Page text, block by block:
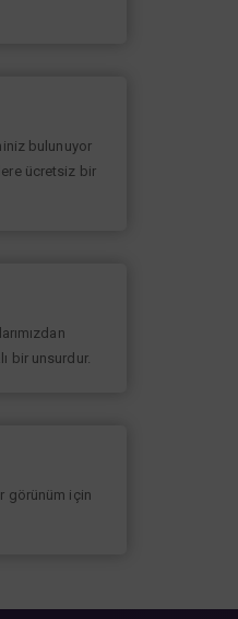
bulunuyor
ücretsiz bir
bir unsurdur.
görünüm için